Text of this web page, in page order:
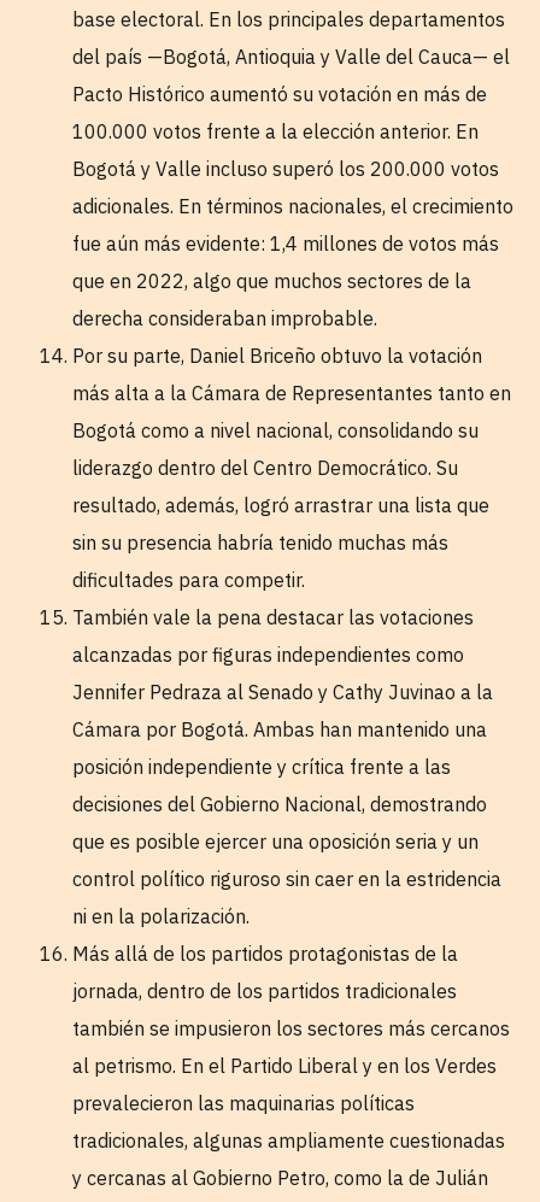
base electoral. En los principales departamentos
del país —Bogotá, Antioquia y Valle del Cauca— el
Pacto Histórico aumentó su votación en más de
100.000 votos frente a la elección anterior. En
Bogotá y Valle incluso superó los 200.000 votos
adicionales. En términos nacionales, el crecimiento
fue aún más evidente: 1,4 millones de votos más
que en 2022, algo que muchos sectores de la
derecha consideraban improbable.
Por su parte, Daniel Briceño obtuvo la votación
más alta a la Cámara de Representantes tanto en
Bogotá como a nivel nacional, consolidando su
liderazgo dentro del Centro Democrático. Su
resultado, además, logró arrastrar una lista que
sin su presencia habría tenido muchas más
dificultades para competir.
También vale la pena destacar las votaciones
alcanzadas por figuras independientes como
Jennifer Pedraza al Senado y Cathy Juvinao a la
Cámara por Bogotá. Ambas han mantenido una
posición independiente y crítica frente a las
decisiones del Gobierno Nacional, demostrando
que es posible ejercer una oposición seria y un
control político riguroso sin caer en la estridencia
ni en la polarización.
Más allá de los partidos protagonistas de la
jornada, dentro de los partidos tradicionales
también se impusieron los sectores más cercanos
al petrismo. En el Partido Liberal y en los Verdes
prevalecieron las maquinarias políticas
tradicionales, algunas ampliamente cuestionadas
y cercanas al Gobierno Petro, como la de Julián